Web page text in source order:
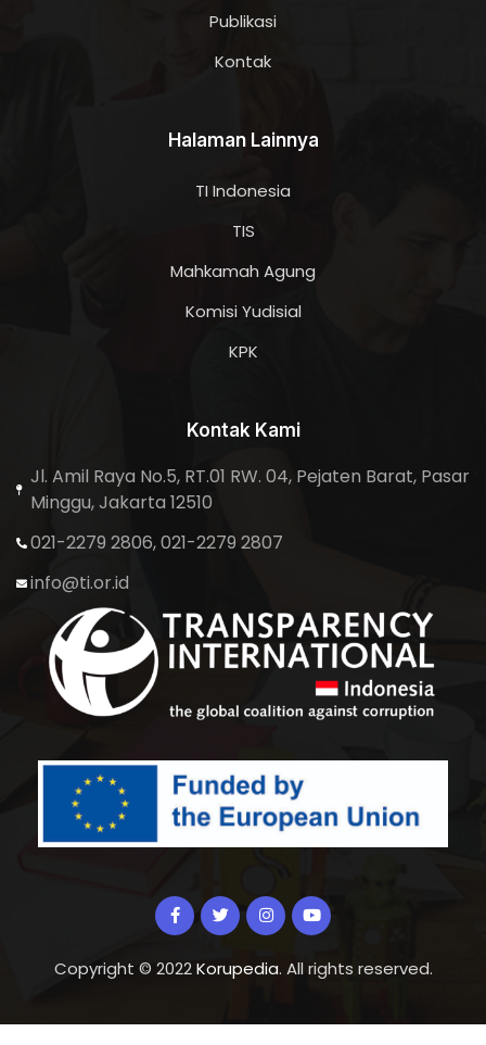
Publikasi
Kontak
Halaman Lainnya
TI Indonesia
TIS
Mahkamah Agung
Komisi Yudisial
KPK
Kontak Kami
Jl. Amil Raya No.5, RT.01 RW. 04, Pejaten Barat, Pasar
Minggu, Jakarta 12510
021-2279 2806, 021-2279 2807
info@ti.or.id
Copyright © 2022Korupedia. All rights reserved.